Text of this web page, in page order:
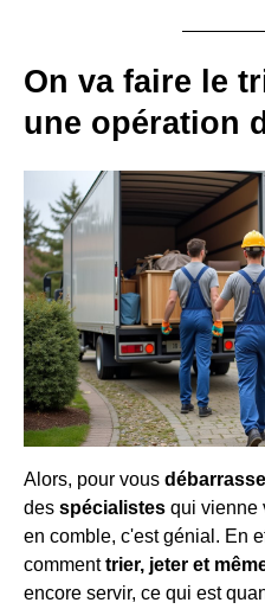
On va faire le
une opération
Alors, pour vous
des spécialistes qui vienne
en comble, c'est génial. En
commenttrier, jeter et
encore servir, ce qui est